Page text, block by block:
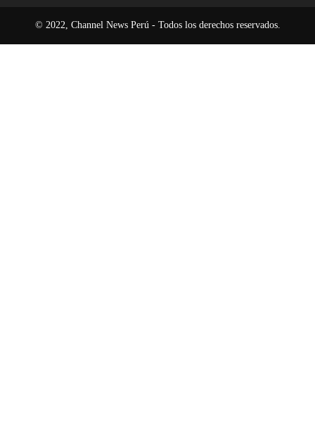
© 2022, Channel News Perú - Todos los derechos reservados.